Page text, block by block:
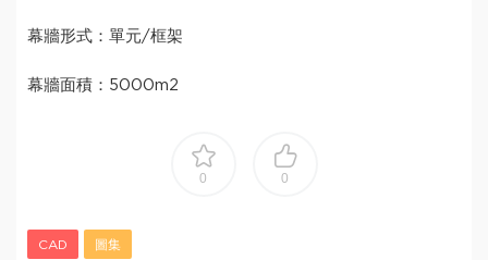
幕牆形式：單元/框架
幕牆面積：5000m2
0 0
CAD 圖集